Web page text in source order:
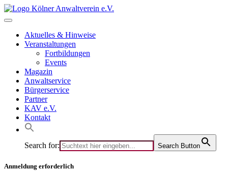
Skip
to
Aktuelles & Hinweise
Veranstaltungen
Fortbildungen
Events
Magazin
Anwaltservice
Bürgerservice
Partner
KAV e.V.
Kontakt
Search for: Search Button
Anmeldung erforderlich